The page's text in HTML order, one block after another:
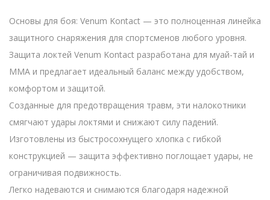
Основы для боя: Venum Kontact — это полноценная линейка
защитного снаряжения для спортсменов любого уровня.
Защита локтей Venum Kontact разработана для муай-тай и
MMA и предлагает идеальный баланс между удобством,
комфортом и защитой.
Созданные для предотвращения травм, эти налокотники
смягчают удары локтями и снижают силу падений.
Изготовлены из быстросохнущего хлопка с гибкой
конструкцией — защита эффективно поглощает удары, не
ограничивая подвижность.
Легко надеваются и снимаются благодаря надежной